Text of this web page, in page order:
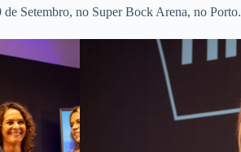
Setembro, no Super Bock Arena, no Porto.